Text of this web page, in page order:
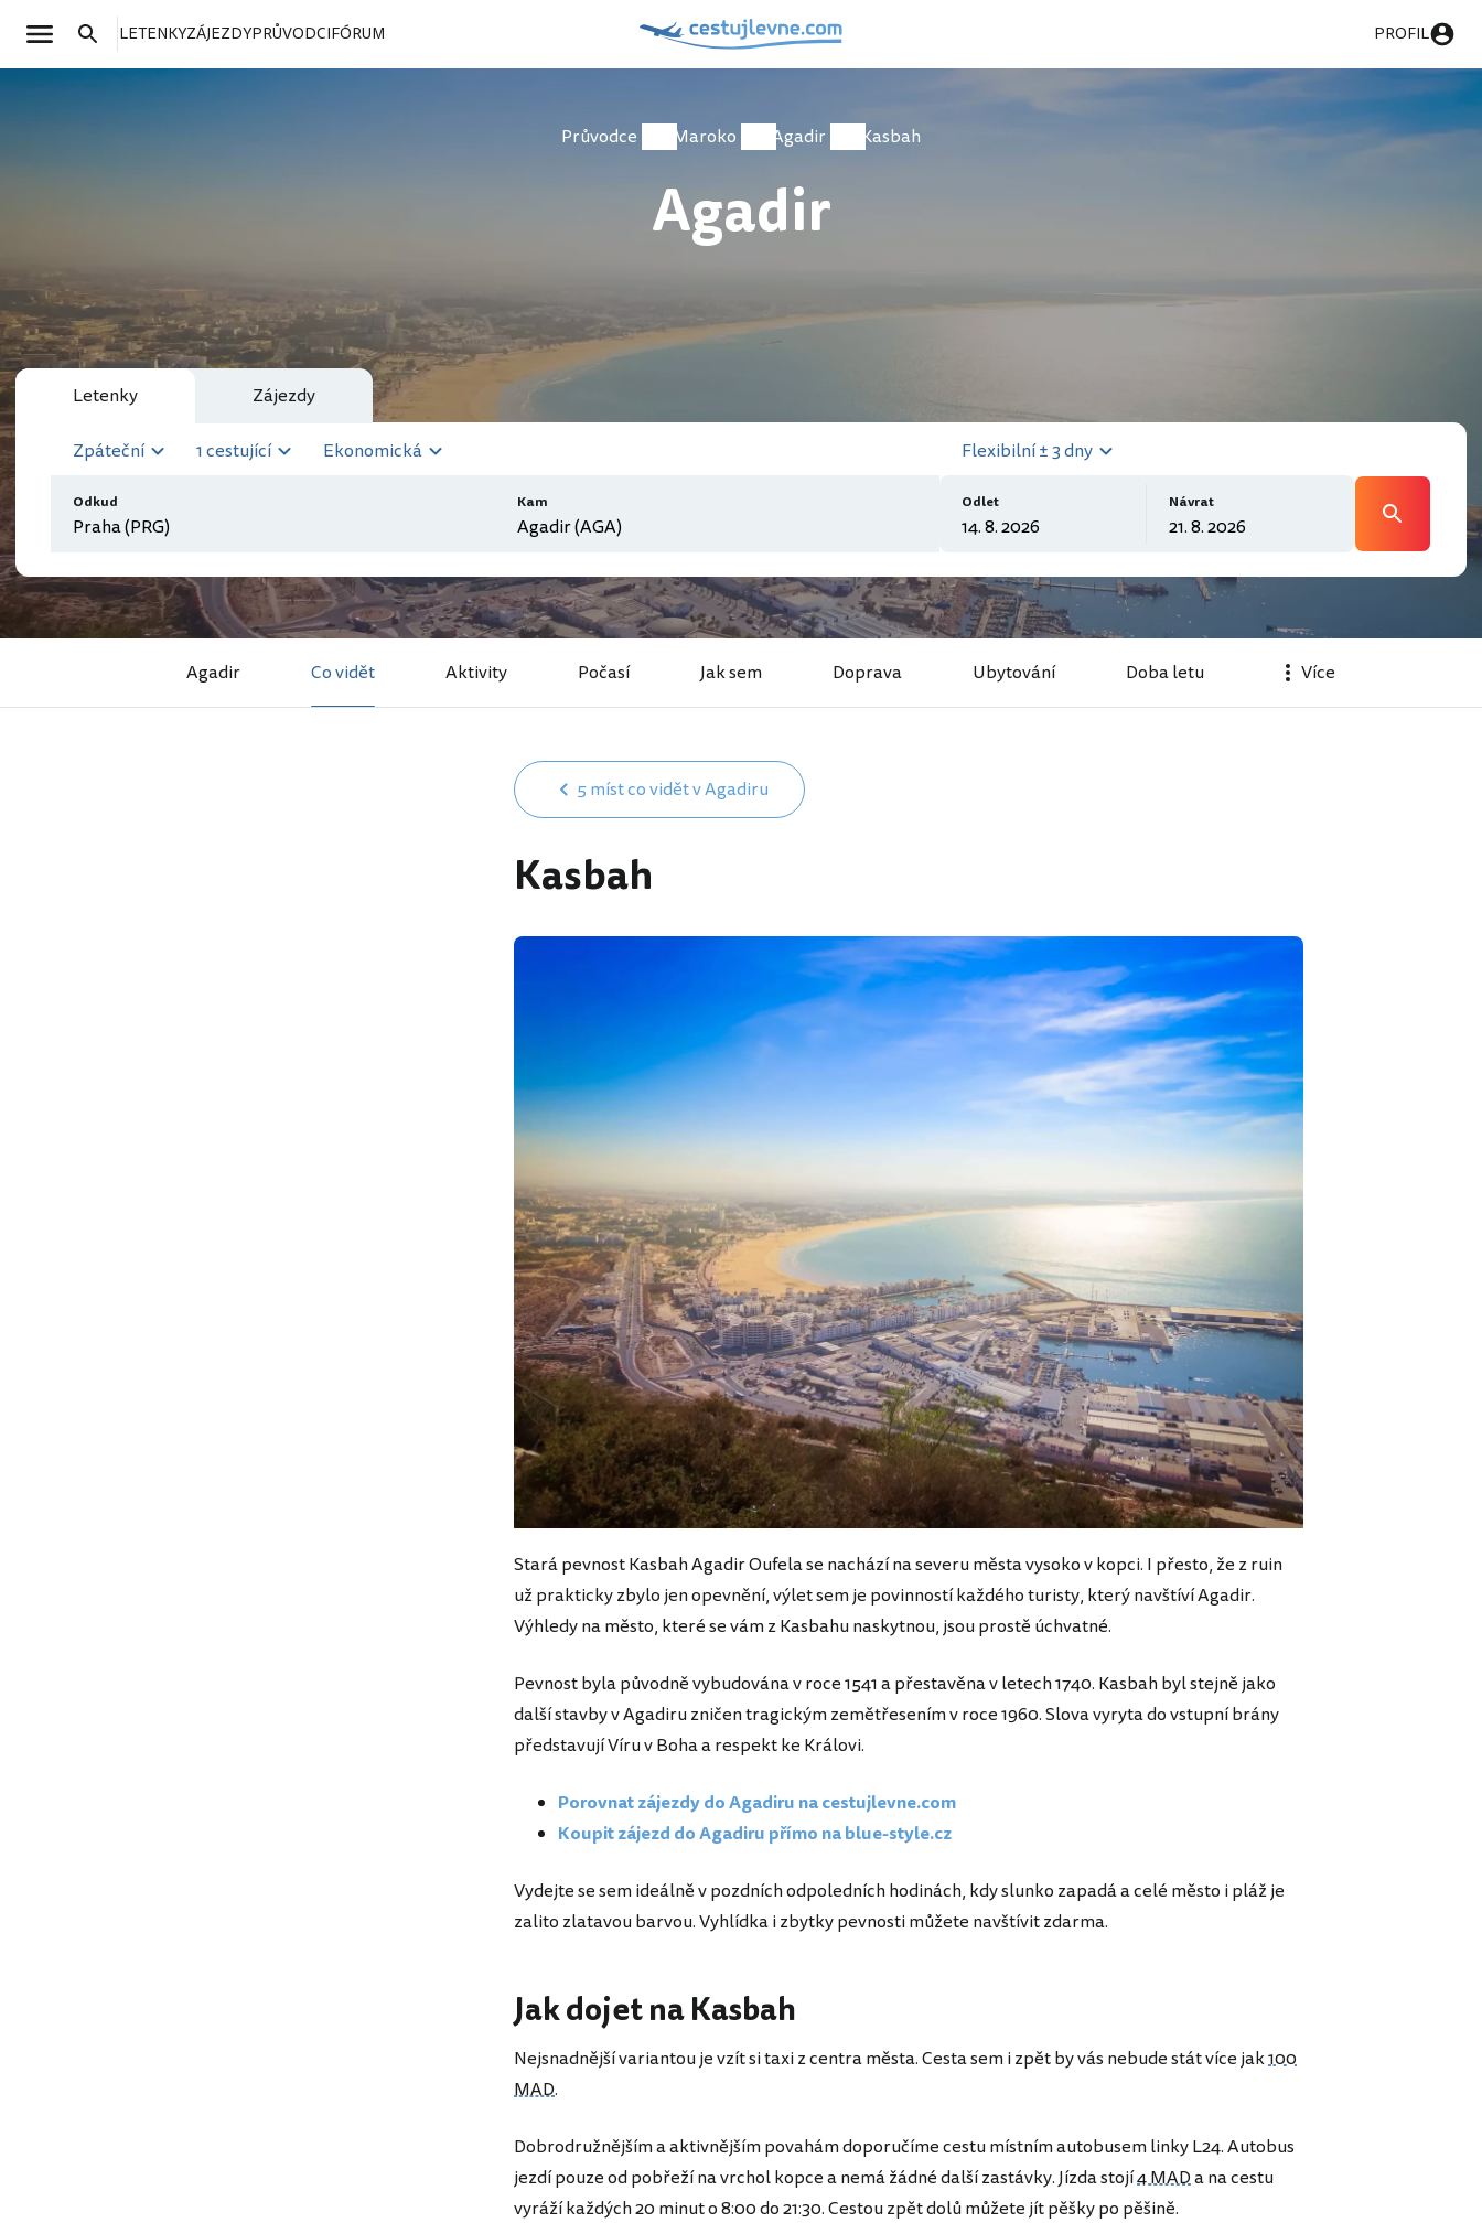
LETENKYZÁJEZDYPRŮVODCIFÓRUM PROFIL
Průvodce Maroko Agadir Kasbah
Agadir
Letenky Zájezdy
Zpáteční 1 cestující Ekonomická
Odkud Kam
Flexibilní ± 3 dny
Odlet Návrat
Agadir Co vidět Aktivity Počasí Jak sem Doprava Ubytování Doba letu Více
5 míst co vidět v Agadiru
Kasbah
Stará pevnost Kasbah Agadir Oufela se nachází na severu města vysoko v kopci. I přesto, že z ruin
už prakticky zbylo jen opevnění, výlet sem je povinností každého turisty, který navštíví Agadir.
Výhledy na město, které se vám z Kasbahu naskytnou, jsou prostě úchvatné.
Pevnost byla původně vybudována v roce 1541 a přestavěna v letech 1740. Kasbah byl stejně jako
další stavby v Agadiru zničen tragickým zemětřesením v roce 1960. Slova vyryta do vstupní brány
představují Víru v Boha a respekt ke Královi.
Porovnat zájezdy do Agadiru na cestujlevne.com
Koupit zájezd do Agadiru přímo na blue-style.cz
Vydejte se sem ideálně v pozdních odpoledních hodinách, kdy slunko zapadá a celé město i pláž je
zalito zlatavou barvou. Vyhlídka i zbytky pevnosti můžete navštívit zdarma.
Jak dojet na Kasbah
Nejsnadnější variantou je vzít si taxi z centra města. Cesta sem i zpět by vás nebude stát více jak100
MAD.
Dobrodružnějším a aktivnějším povahám doporučíme cestu místním autobusem linky L24. Autobus
jezdí pouze od pobřeží na vrchol kopce a nemá žádné další zastávky. Jízda stojí4 MADa na cestu
vyráží každých 20 minut o 8:00 do 21:30. Cestou zpět dolů můžete jít pěšky po pěšině.